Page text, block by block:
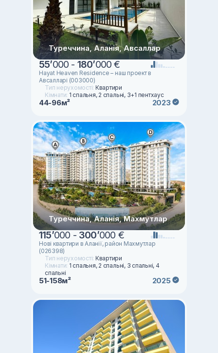
Туреччина, Аланія, Авсаллар
55’000 - 180’000 €
Hayat Heaven Residence – наш проект в
Авсалларі (003000)
Тип нерухомості: Квартири
Кімнати: 1 спальня, 2 спальні, 3+1 пентхаус
44-96м² 2023
Туреччина, Аланія, Махмутлар
115’000 - 300’000 €
Нові квартири в Аланії, район Махмутлар
(026398)
Тип нерухомості: Квартири
Кімнати: 1 спальня, 2 спальні, 3 спальні, 4
спальні
51-158м² 2025